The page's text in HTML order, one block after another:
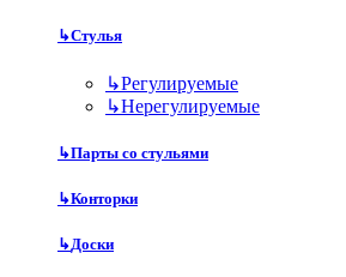
↳Стулья
↳Регулируемые
↳Нерегулируемые
↳Парты со стульями
↳Конторки
↳Доски